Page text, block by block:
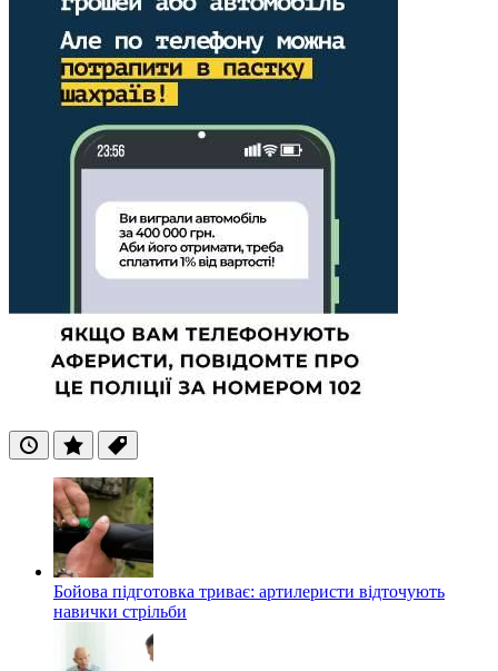
ОстанніПопулярні
Теги
Бойова підготовка триває: артилеристи відточують
навички стрільби